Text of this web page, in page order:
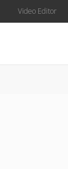
Video Editor